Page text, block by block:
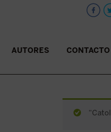
AUTORES CONTACTO